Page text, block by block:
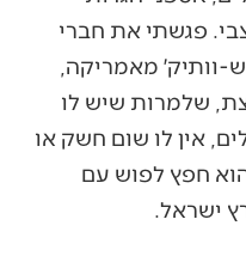
צבי. פגשתי את חברי
וותיק׳ מאמריקה,
שלמרות שיש לו
אין לו שום חשק או
חפץ לפוש עם
ישראל.